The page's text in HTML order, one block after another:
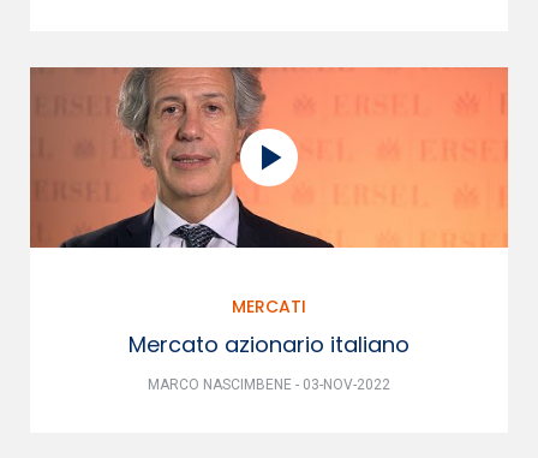
MERCATI
Mercato azionario italiano
MARCO NASCIMBENE - 03-NOV-2022